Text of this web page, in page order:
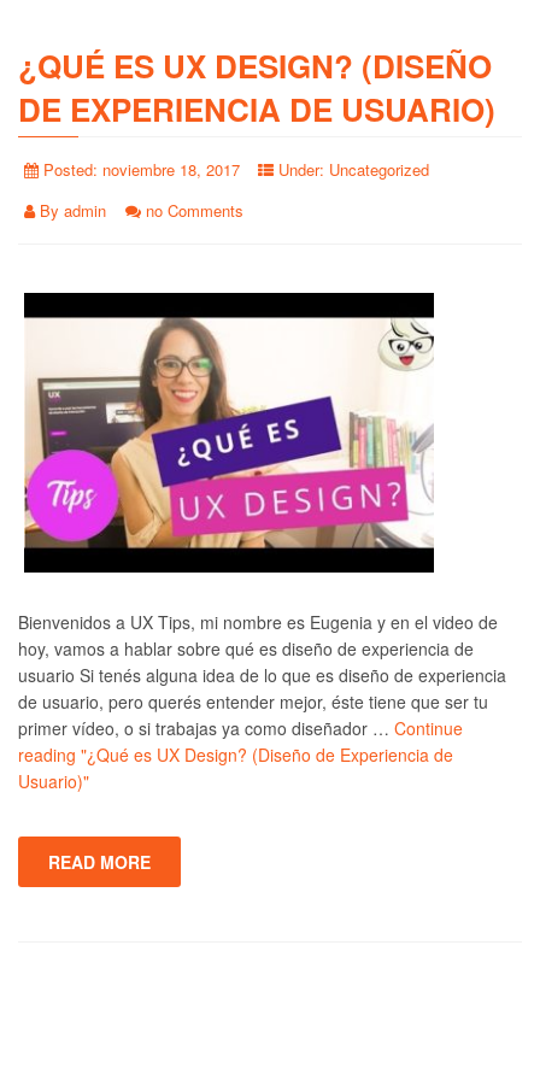
¿QUÉ ES UX DESIGN? (DISEÑO
DE EXPERIENCIA DE USUARIO)
Posted: noviembre 18, 2017 Under: Uncategorized
By admin no Comments
Bienvenidos a UX Tips, mi nombre es Eugenia y en el video de
hoy, vamos a hablar sobre qué es diseño de experiencia de
usuario Si tenés alguna idea de lo que es diseño de experiencia
de usuario, pero querés entender mejor, éste tiene que ser tu
primer vídeo, o si trabajas ya como diseñador … Continue
reading "¿Qué es UX Design? (Diseño de Experiencia de
Usuario)"
READ MORE